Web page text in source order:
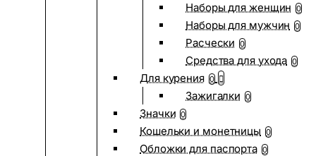
Наборы для женщин 0
Наборы для мужчин 0
Расчески 0
Средства для ухода 0
Для курения 0
Зажигалки 0
Значки 0
Кошельки и монетницы 0
Обложки для паспорта 0